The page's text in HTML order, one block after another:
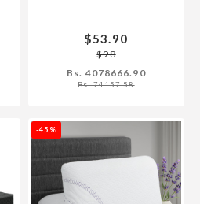
$53.90
$98
Bs. 4078666.90
Bs. 74157.58
-45%